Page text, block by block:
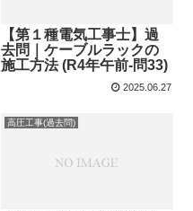
【第１種電気工事士】過
去問｜ケーブルラックの
施工方法 (R4年午前-問33)
2025.06.27
高圧工事(過去問)